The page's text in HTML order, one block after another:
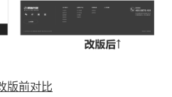
版前对比